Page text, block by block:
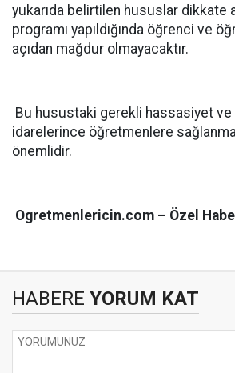
yukarıda belirtilen hususlar dikkate
programı yapıldığında öğrenci ve
açıdan mağdur olmayacaktır.
Bu husustaki gerekli hassasiyet ve
idarelerince öğretmenlere
önemlidir.
Ogretmenlericin.com – Özel
HABERE YORUM KAT